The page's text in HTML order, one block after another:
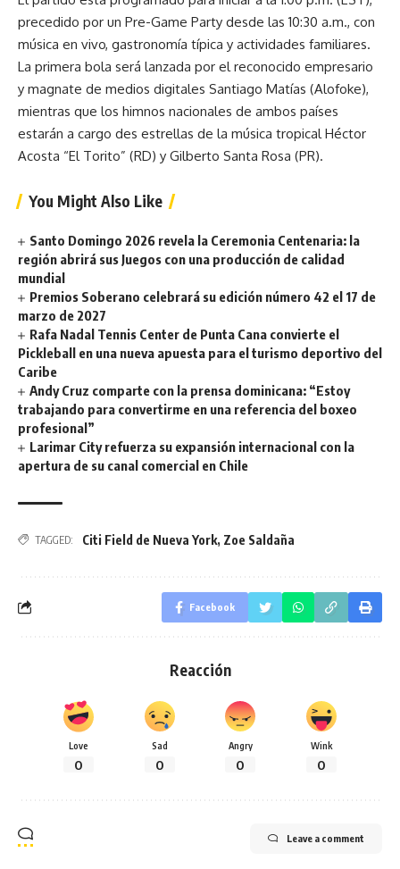
precedido por un Pre-Game Party desde las 10:30 a.m., con
música en vivo, gastronomía típica y actividades familiares.
La primera bola será lanzada por el reconocido empresario
y magnate de medios digitales Santiago Matías (Alofoke),
mientras que los himnos nacionales de ambos países
estarán a cargo des estrellas de la música tropical Héctor
Acosta “El Torito” (RD) y Gilberto Santa Rosa (PR).
You Might Also Like
Santo Domingo 2026 revela la Ceremonia Centenaria: la
región abrirá sus Juegos con una producción de calidad
mundial
Premios Soberano celebrará su edición número 42 el 17 de
marzo de 2027
Rafa Nadal Tennis Center de Punta Cana convierte el
Pickleball en una nueva apuesta para el turismo deportivo del
Caribe
Andy Cruz comparte con la prensa dominicana: “Estoy
trabajando para convertirme en una referencia del boxeo
profesional”
Larimar City refuerza su expansión internacional con la
apertura de su canal comercial en Chile
TAGGED: Citi Field de Nueva York, Zoe Saldaña
Facebook
Reacción
Love
0
Sad
0
Angry
0
Wink
0
Leave a comment